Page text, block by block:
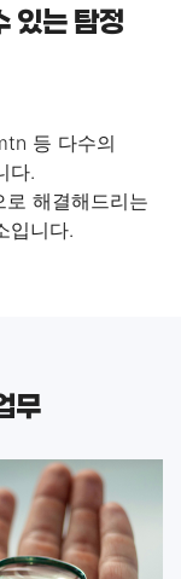
있는 탐정
등 다수의
다.
해결해드리는
입니다.
무